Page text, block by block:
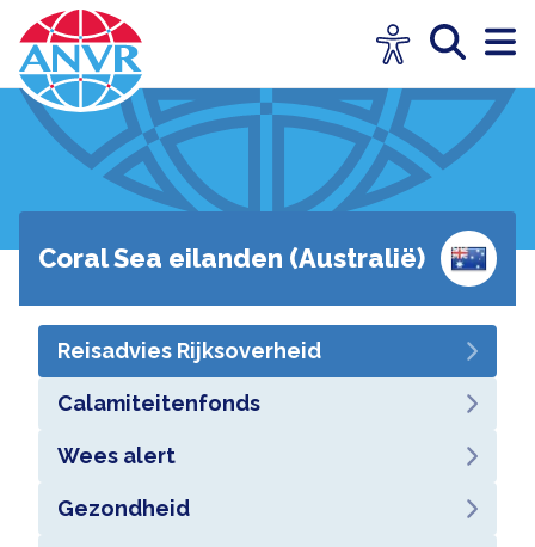
Coral Sea eilanden (Australië)
Reisadvies Rijksoverheid
Calamiteitenfonds
Wees alert
Gezondheid